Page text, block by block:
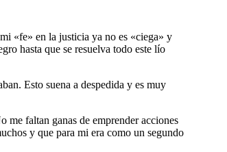
«fe» en la justicia ya no es «ciega» y
hasta que se resuelva todo este lío
Esto suena a despedida y es muy
me faltan ganas de emprender acciones
y que para mi era como un segundo